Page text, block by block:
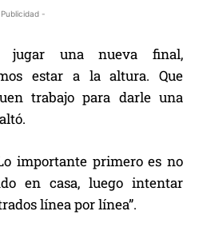
-
jugar una nueva final,
estar a la altura. Que
trabajo para darle una
importante primero es no
en casa, luego intentar
línea por línea”.